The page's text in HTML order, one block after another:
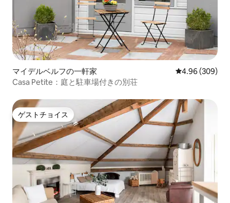
マイデルベルフの一軒家 レビュー309
4.96 (309)
Casa Petite：庭と駐車場付きの別荘
ゲストチョイス
ゲストチョイス